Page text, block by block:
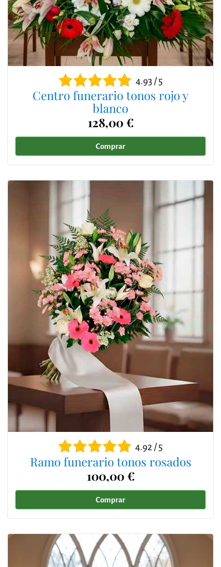
4.93 / 5
Centro funerario tonos rojo y
blanco
128,00 €
Comprar
4.92 / 5
Ramo funerario tonos rosados
100,00 €
Comprar